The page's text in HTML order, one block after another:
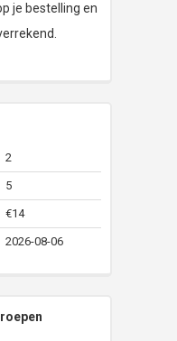
je bestelling en
2
5
€14
2026-08-06